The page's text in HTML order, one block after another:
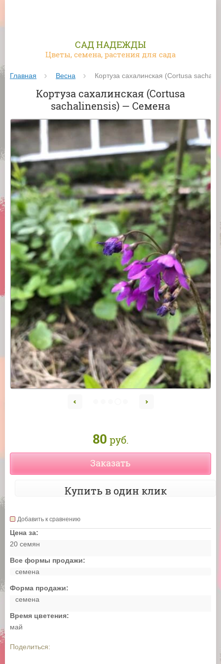
САД НАДЕЖДЫ
Цветы, семена, растения для сада
Главная Весна Кортуза сахалинская (Cortusa
Кортуза сахалинская (Cortusa
sachalinensis) — Семена
80 руб.
Заказать
Купить в один клик
Добавить к сравнению
Цена за:
20 семян
Все формы продажи:
семена
Форма продажи:
семена
Время цветения:
май
Поделиться: